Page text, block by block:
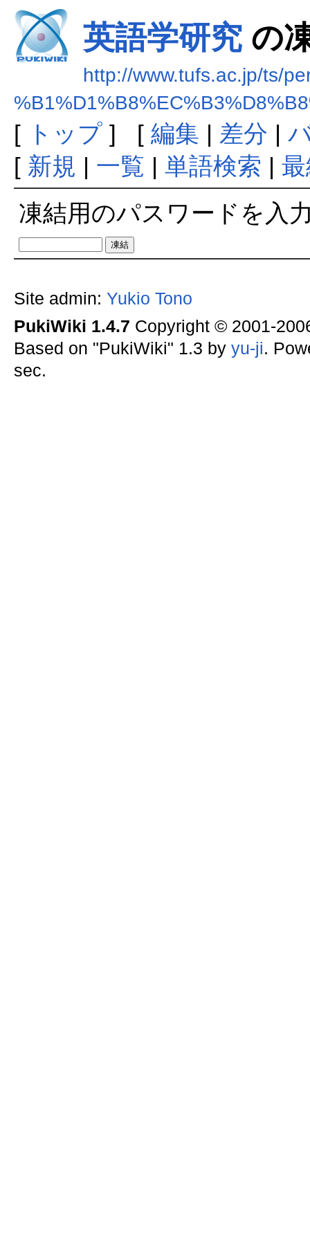
英語学研究の
http://www.tufs.ac.jp/ts/
[ トップ] [ 編集 | 差分 |
[ 新規 | 一覧 | 単語検索 |
凍結用のパスワードを入
Site admin: Yukio Tono
PukiWiki 1.4.7 Copyright © 2001-
Based on "PukiWiki" 1.3 by yu-ji.
sec.